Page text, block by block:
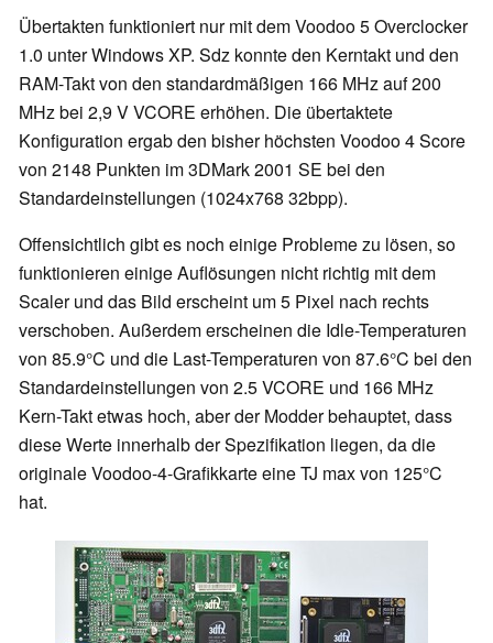
Übertakten funktioniert nur mit dem Voodoo 5 Overclocker
1.0 unter Windows XP. Sdz konnte den Kerntakt und den
RAM-Takt von den standardmäßigen 166 MHz auf 200
MHz bei 2,9 V VCORE erhöhen. Die übertaktete
Konfiguration ergab den bisher höchsten Voodoo 4 Score
von 2148 Punkten im 3DMark 2001 SE bei den
Standardeinstellungen (1024x768 32bpp).
Offensichtlich gibt es noch einige Probleme zu lösen, so
funktionieren einige Auflösungen nicht richtig mit dem
Scaler und das Bild erscheint um 5 Pixel nach rechts
verschoben. Außerdem erscheinen die Idle-Temperaturen
von 85.9°C und die Last-Temperaturen von 87.6°C bei den
Standardeinstellungen von 2.5 VCORE und 166 MHz
Kern-Takt etwas hoch, aber der Modder behauptet, dass
diese Werte innerhalb der Spezifikation liegen, da die
originale Voodoo-4-Grafikkarte eine TJ max von 125°C
hat.